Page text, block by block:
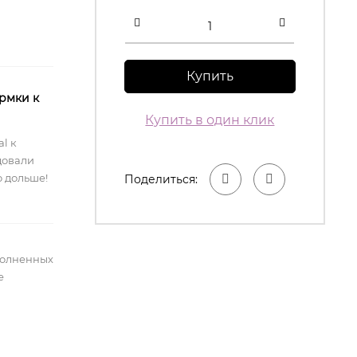
к
к
дольше!
Купить
Купить в один клик
Поделиться: